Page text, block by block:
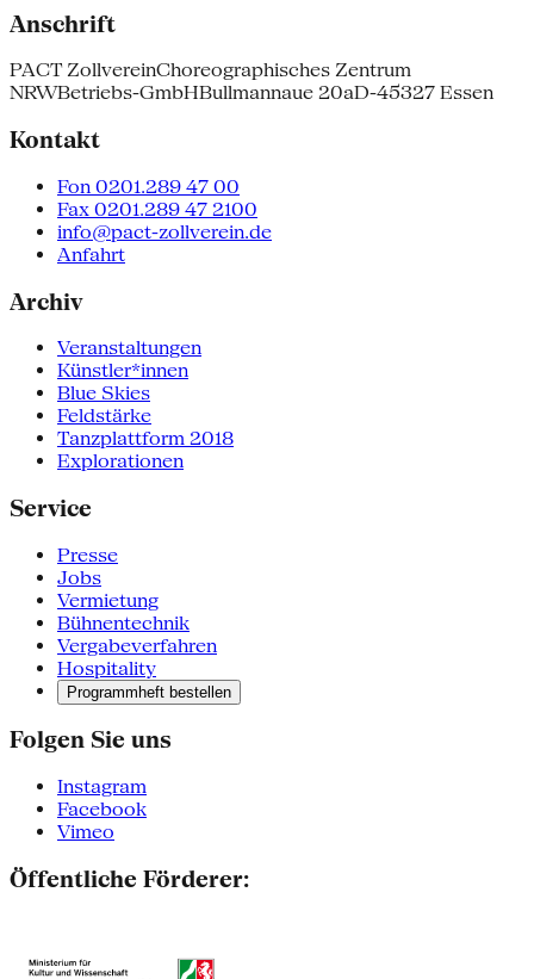
Anschrift
PACT ZollvereinChoreographisches Zentrum
NRWBetriebs-GmbHBullmannaue 20aD-45327 Essen
Kontakt
Fon 0201.289 47 00
Fax 0201.289 47 2100
info@pact-zollverein.de
Anfahrt
Archiv
Veranstaltungen
Künstler*innen
Blue Skies
Feldstärke
Tanzplattform 2018
Explorationen
Service
Presse
Jobs
Vermietung
Bühnentechnik
Vergabeverfahren
Hospitality
Programmheft bestellen
Folgen Sie uns
Instagram
Facebook
Vimeo
Öffentliche Förderer: